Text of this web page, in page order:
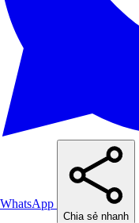
WhatsApp
Chia sẻ nhanh